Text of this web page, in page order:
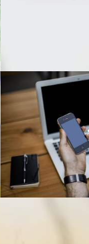
13°C